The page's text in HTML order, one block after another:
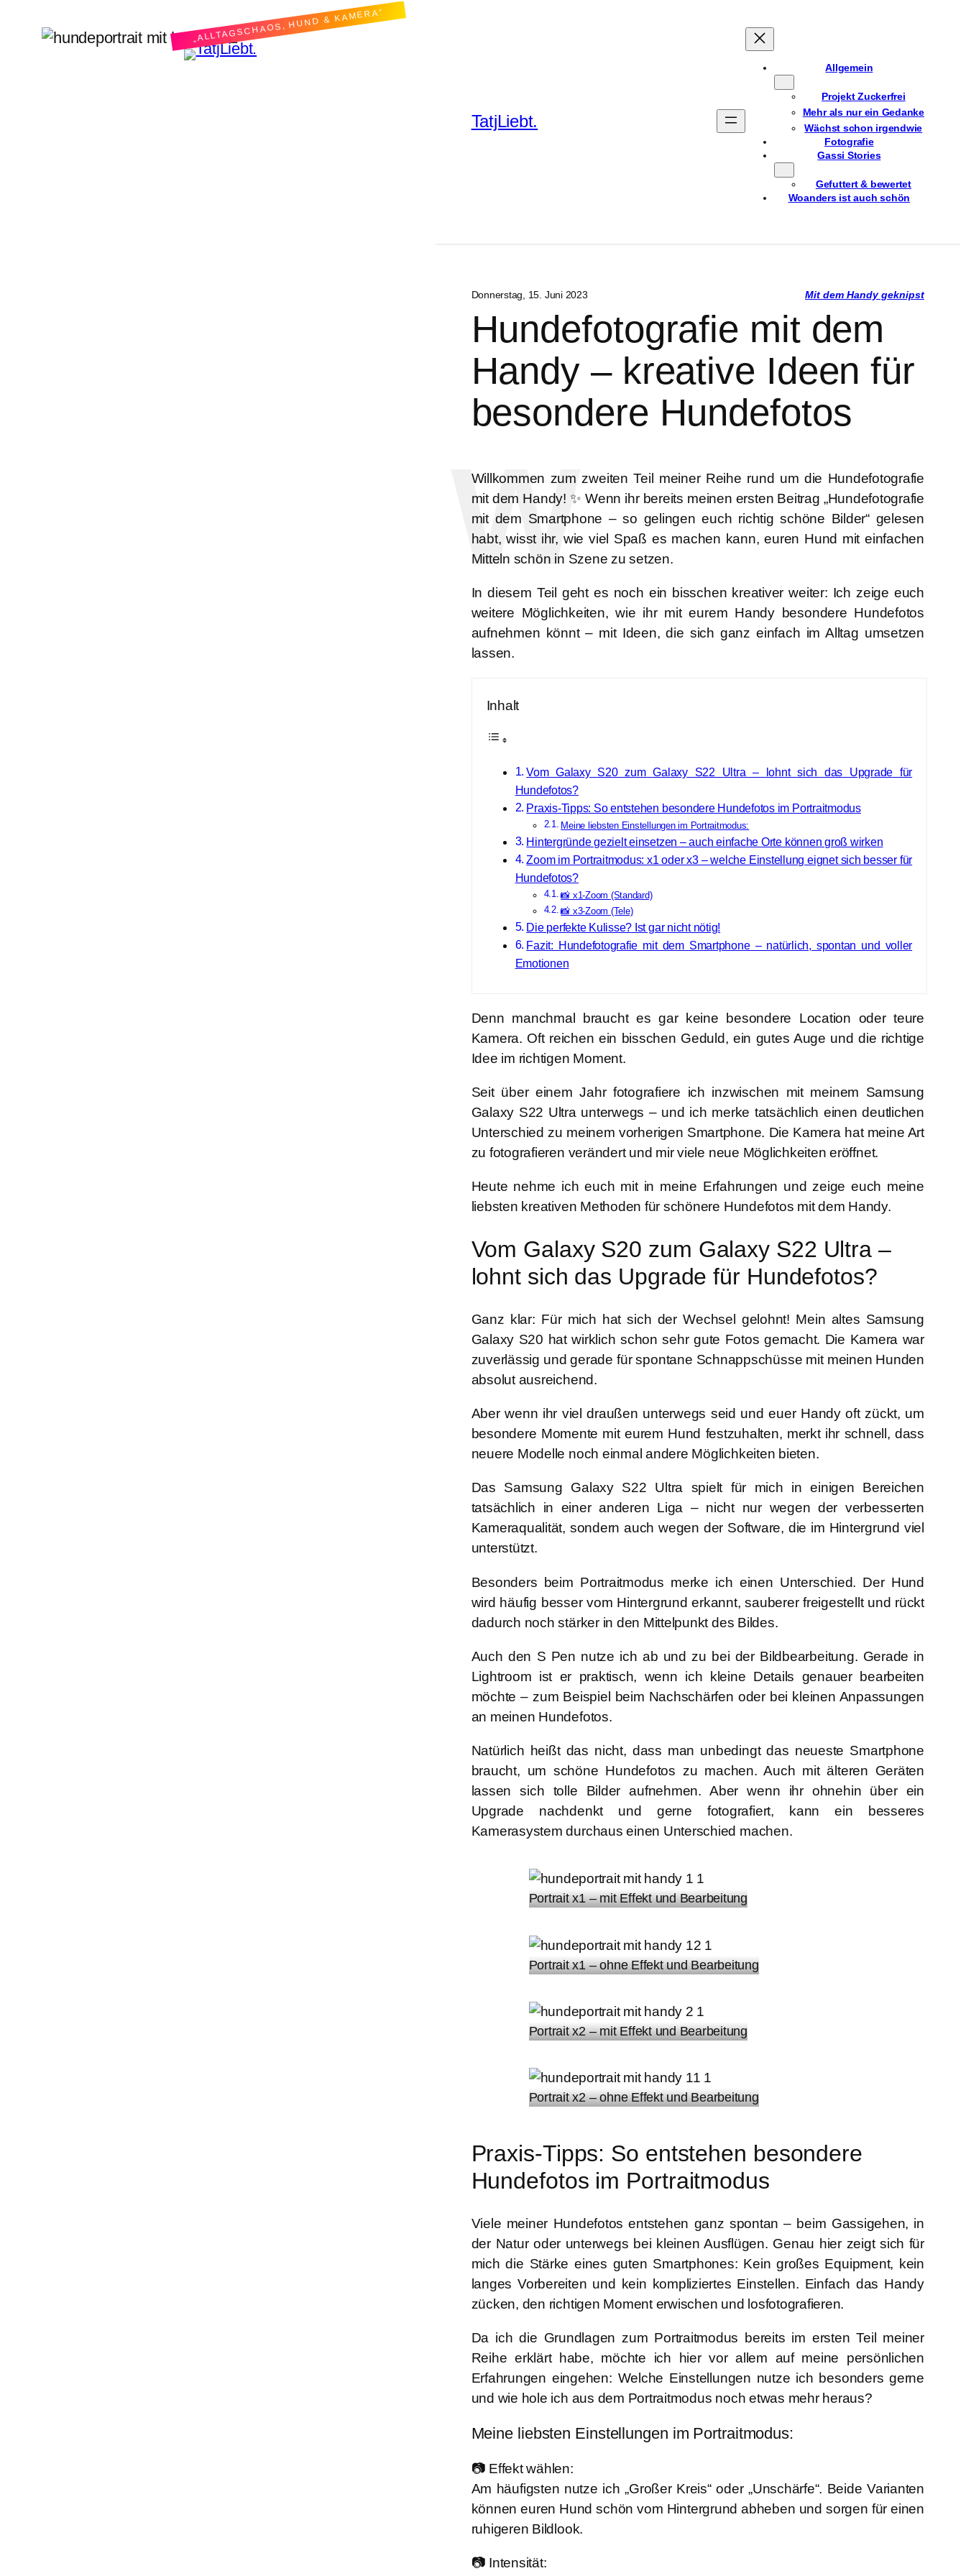
„ALLTAGSCHAOS, HUND & KAMERA“
TatjLiebt.
Allgemein
Projekt Zuckerfrei
Mehr als nur ein Gedanke
Wächst schon irgendwie
Fotografie
Gassi Stories
Gefuttert & bewertet
Woanders ist auch schön
Donnerstag, 15. Juni 2023 Mit dem Handy geknipst
Hundefotografie mit dem
Handy – kreative Ideen für
besondere Hundefotos
Willkommen zum zweiten Teil meiner Reihe rund um die Hundefotografie
mit dem Handy! ✨ Wenn ihr bereits meinen ersten Beitrag „Hundefotografie
mit dem Smartphone – so gelingen euch richtig schöne Bilder“gelesen
habt, wisst ihr, wie viel Spaß es machen kann, euren Hund mit einfachen
Mitteln schön in Szene zu setzen.
In diesem Teil geht es noch ein bisschen kreativer weiter: Ich zeige euch
weitere Möglichkeiten, wie ihr mit eurem Handy besondere Hundefotos
aufnehmen könnt – mit Ideen, die sich ganz einfach im Alltag umsetzen
lassen.
Inhalt
Vom Galaxy S20 zum Galaxy S22 Ultra – lohnt sich das Upgrade für
Hundefotos?
Praxis-Tipps: So entstehen besondere Hundefotos im Portraitmodus
Meine liebsten Einstellungen im Portraitmodus:
Hintergründe gezielt einsetzen – auch einfache Orte können groß wirken
Zoom im Portraitmodus: x1 oder x3 – welche Einstellung eignet sich besser für
Hundefotos?
📸 x1-Zoom (Standard)
📸 x3-Zoom (Tele)
Die perfekte Kulisse? Ist gar nicht nötig!
Fazit: Hundefotografie mit dem Smartphone – natürlich, spontan und voller
Emotionen
Denn manchmal braucht es gar keine besondere Location oder teure
Kamera. Oft reichen ein bisschen Geduld, ein gutes Auge und die richtige
Idee im richtigen Moment.
Seit über einem Jahr fotografiere ich inzwischen mit meinem Samsung
Galaxy S22 Ultra unterwegs – und ich merke tatsächlich einen deutlichen
Unterschied zu meinem vorherigen Smartphone. Die Kamera hat meine Art
zu fotografieren verändert und mir viele neue Möglichkeiten eröffnet.
Heute nehme ich euch mit in meine Erfahrungen und zeige euch meine
liebsten kreativen Methoden für schönere Hundefotos mit dem Handy.
Vom Galaxy S20 zum Galaxy S22 Ultra –
lohnt sich das Upgrade für Hundefotos?
Ganz klar: Für mich hat sich der Wechsel gelohnt! Mein altes Samsung
Galaxy S20 hat wirklich schon sehr gute Fotos gemacht. Die Kamera war
zuverlässig und gerade für spontane Schnappschüsse mit meinen Hunden
absolut ausreichend.
Aber wenn ihr viel draußen unterwegs seid und euer Handy oft zückt, um
besondere Momente mit eurem Hund festzuhalten, merkt ihr schnell, dass
neuere Modelle noch einmal andere Möglichkeiten bieten.
Das Samsung Galaxy S22 Ultra spielt für mich in einigen Bereichen
tatsächlich in einer anderen Liga – nicht nur wegen der verbesserten
Kameraqualität, sondern auch wegen der Software, die im Hintergrund viel
unterstützt.
Besonders beim Portraitmodus merke ich einen Unterschied. Der Hund
wird häufig besser vom Hintergrund erkannt, sauberer freigestellt und rückt
dadurch noch stärker in den Mittelpunkt des Bildes.
Auch den S Pen nutze ich ab und zu bei der Bildbearbeitung. Gerade in
Lightroom ist er praktisch, wenn ich kleine Details genauer bearbeiten
möchte – zum Beispiel beim Nachschärfen oder bei kleinen Anpassungen
an meinen Hundefotos.
Natürlich heißt das nicht, dass man unbedingt das neueste Smartphone
braucht, um schöne Hundefotos zu machen. Auch mit älteren Geräten
lassen sich tolle Bilder aufnehmen. Aber wenn ihr ohnehin über ein
Upgrade nachdenkt und gerne fotografiert, kann ein besseres
Kamerasystem durchaus einen Unterschied machen.
Portrait x1 – mit Effekt und Bearbeitung
Portrait x1 – ohne Effekt und Bearbeitung
Portrait x2 – mit Effekt und Bearbeitung
Portrait x2 – ohne Effekt und Bearbeitung
Praxis-Tipps: So entstehen besondere
Hundefotos im Portraitmodus
Viele meiner Hundefotos entstehen ganz spontan – beim Gassigehen, in
der Natur oder unterwegs bei kleinen Ausflügen. Genau hier zeigt sich für
mich die Stärke eines guten Smartphones: Kein großes Equipment, kein
langes Vorbereiten und kein kompliziertes Einstellen. Einfach das Handy
zücken, den richtigen Moment erwischen und losfotografieren.
Da ich die Grundlagen zum Portraitmodus bereits im ersten Teil meiner
Reihe erklärt habe, möchte ich hier vor allem auf meine persönlichen
Erfahrungen eingehen: Welche Einstellungen nutze ich besonders gerne
und wie hole ich aus dem Portraitmodus noch etwas mehr heraus?
Meine liebsten Einstellungen im Portraitmodus:
📷 Effekt wählen:
Am häufigsten nutze ich „Großer Kreis“ oder „Unschärfe“. Beide Varianten
können euren Hund schön vom Hintergrund abheben und sorgen für einen
ruhigeren Bildlook.
📷 Intensität: